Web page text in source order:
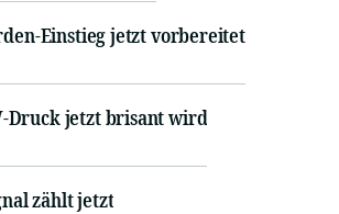
Einstieg jetzt vorbereitet
Druck jetzt brisant wird
zählt jetzt